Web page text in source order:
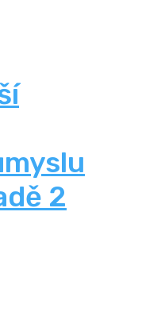
2